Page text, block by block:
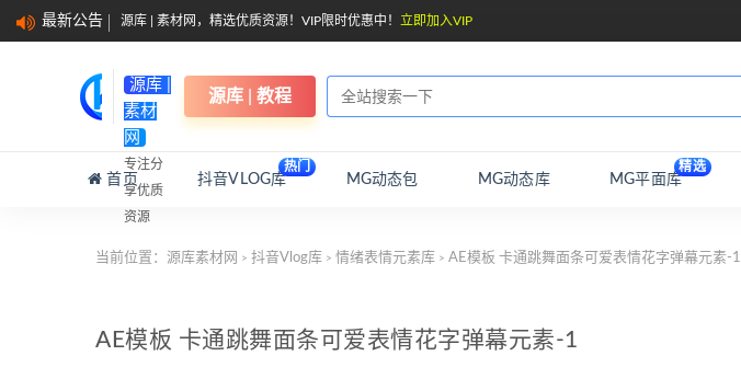
最新公告 源库 | 素材网，精选优质资源！VIP限时优惠中！ 立即加入VIP
源库 |
素材
网
专注分
享优质
资源
源库 | 教程
首页 抖音VLOG库
热门
MG动态包 MG动态库 MG平面库
精选
当前位置： 源库素材网 > 抖音Vlog库 > 情绪表情元素库 > AE模板 卡通跳舞面条可爱表情花字弹幕元素-1
AE模板 卡通跳舞面条可爱表情花字弹幕元素-1